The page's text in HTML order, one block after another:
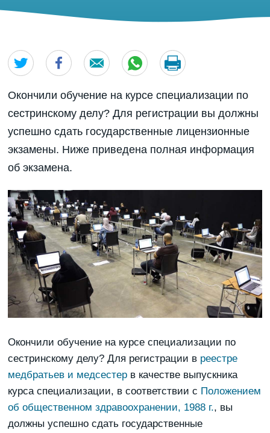
Окончили обучение на курсе специализации по
сестринскому делу? Для регистрации вы должны
успешно сдать государственные лицензионные
экзамены. Ниже приведена полная информация
об экзамена.
Окончили обучение на курсе специализации по
сестринскому делу? Для регистрации в реестре
медбратьев и медсестер в качестве выпускника
курса специализации, в соответствии с Положением
об общественном здравоохранении, 1988 г., вы
должны успешно сдать государственные